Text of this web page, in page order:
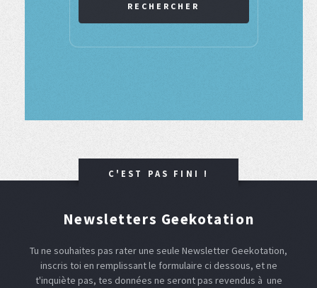
RECHERCHER
C'EST PAS FINI !
Newsletters Geekotation
Tu ne souhaites pas rater une seule Newsletter Geekotation,
inscris toi en remplissant le formulaire ci dessous, et ne
t'inquiète pas, tes données ne seront pas revendus à une